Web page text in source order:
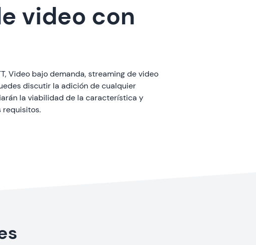
video con
Video bajo demanda, streaming de video
discutir la adición de cualquier
la viabilidad de la característica y
requisitos.